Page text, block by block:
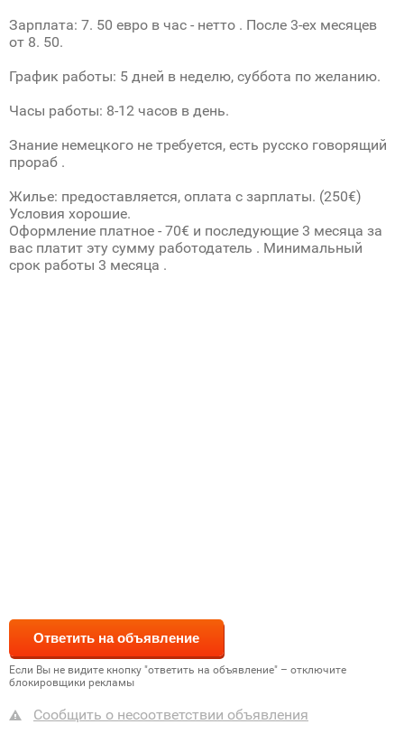
Зарплата: 7. 50 евро в час - нетто . После 3-ех месяцев
от 8. 50.
График работы: 5 дней в неделю, суббота по желанию.
Часы работы: 8-12 часов в день.
Знание немецкого не требуется, есть русско говорящий
прораб .
Жилье: предоставляется, оплата с зарплаты. (250€)
Условия хорошие.
Оформление платное - 70€ и последующие 3 месяца за
вас платит эту сумму работодатель . Минимальный
срок работы 3 месяца .
Если Вы не видите кнопку "ответить на объявление" – отключите
блокировщики рекламы
Сообщить о несоответствии объявления